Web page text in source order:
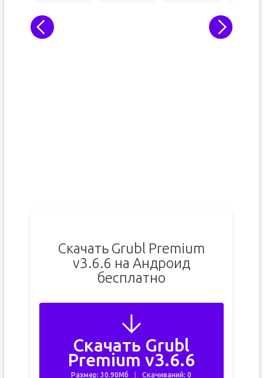
Скачать Grubl Premium
v3.6.6 на Андроид
бесплатно
Скачать Grubl
Premium v3.6.6
Размер: 30.90Мб Скачиваний: 0